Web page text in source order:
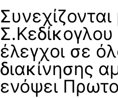
Σ.Κεδίκογλου
έλεγχοι σε
διακίνησης
ενόψει